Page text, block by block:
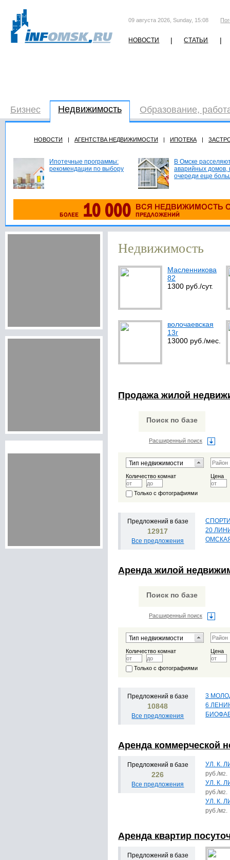
09 августа 2026, Sunday, 15:08
НОВОСТИ | СТАТЬИ |
Бизнес Недвижимость Образование,
НОВОСТИ | АГЕНТСТВА НЕДВИЖИМОСТИ | ИПОТЕКА |
Ипотечные программы:
рекомендации по выбору
В Омске
аварийных домов,
очереди еще
Недвижимость
Масленникова
82
1300 руб./сут.
волочаевская
13г
13000 руб./мес.
Продажа жилой
Поиск по базе
Расширенный поиск
Количество комнат Цена
Только с фотографиями
Предложений в базе
12917
Все предложения
20
Аренда жилой
Поиск по базе
Расширенный поиск
Количество комнат Цена
Только с фотографиями
Предложений в базе
10848
Все предложения
3
6
Аренда коммерческой
Предложений в базе
226
Все предложения
УЛ. К.
руб./м2.
УЛ. К.
руб./м2.
УЛ. К.
руб./м2.
Аренда квартир
Предложений в базе